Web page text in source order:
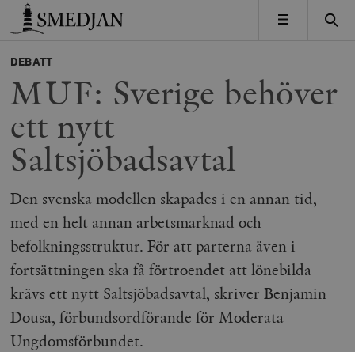
Timbro
MENY
DEBATT
MUF: Sverige behöver
ett nytt
Saltsjöbadsavtal
Den svenska modellen skapades i en annan tid,
med en helt annan arbetsmarknad och
befolkningsstruktur. För att parterna även i
fortsättningen ska få förtroendet att lönebilda
krävs ett nytt Saltsjöbadsavtal, skriver Benjamin
Dousa, förbundsordförande för Moderata
Ungdomsförbundet.